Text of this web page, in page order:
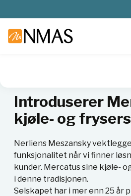
Introduserer
kjøle- og
Nerliens Meszansky
funksjonalitet når vi finner
kunder. Mercatus sine kjøle-
i denne tradisjonen.
Selskapet har i mer enn 25 år